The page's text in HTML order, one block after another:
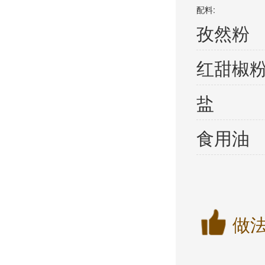
配料:
孜然粉
红甜椒
盐
食用油
做